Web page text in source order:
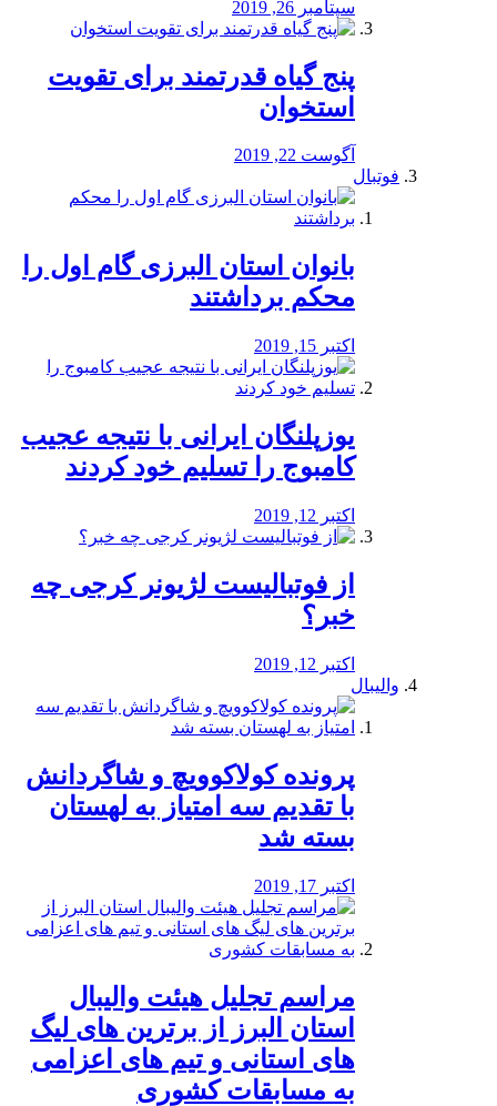
سپتامبر 26, 2019
پنج گیاه قدرتمند برای تقویت
استخوان
آگوست 22, 2019
فوتبال
بانوان استان البرزی گام اول را
محكم برداشتند
اکتبر 15, 2019
یوزپلنگان ایرانی با نتیجه عجیب
کامبوج را تسلیم خود کردند
اکتبر 12, 2019
از فوتبالیست لژیونر کرجی چه
خبر؟
اکتبر 12, 2019
والیبال
پرونده کولاکوویچ و شاگردانش
با تقدیم سه امتیاز به لهستان
بسته شد
اکتبر 17, 2019
مراسم تجلیل هیئت والیبال
استان البرز از برترین های لیگ
های استانی و تیم های اعزامی
به مسابقات کشوری